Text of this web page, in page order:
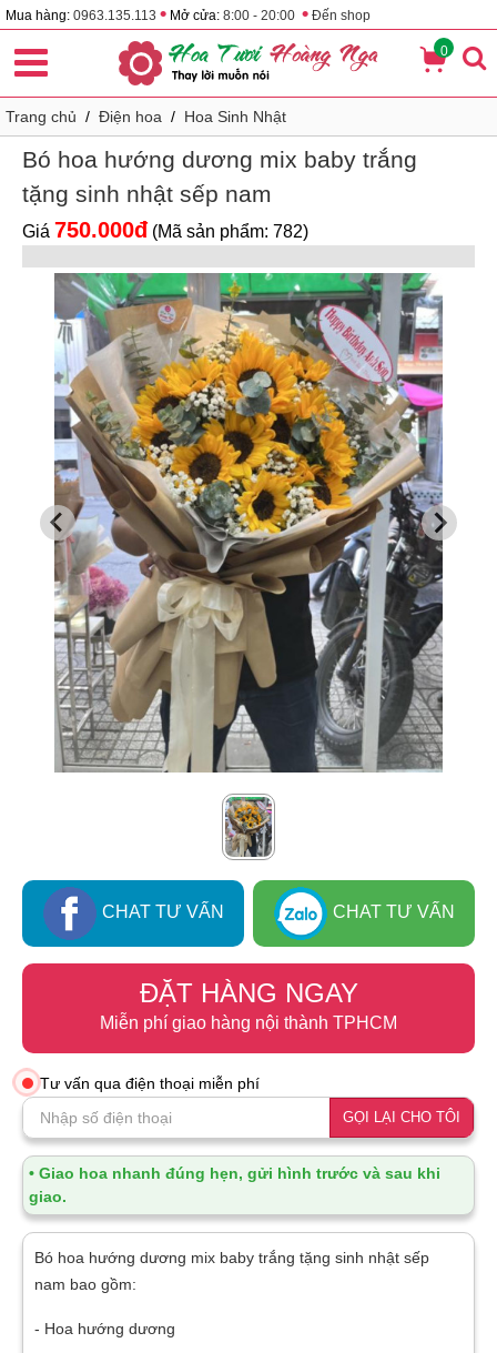
Mua hàng: 0963.135.113 • Mở cửa: 8:00 - 20:00 • Đến shop
0
Trang chủ / Điện hoa / Hoa Sinh Nhật
Bó hoa hướng dương mix baby trắng
tặng sinh nhật sếp nam
Giá 750.000đ (Mã sản phẩm: 782)
CHAT TƯ VẤN CHAT TƯ VẤN
ĐẶT HÀNG NGAY
Miễn phí giao hàng nội thành TPHCM
Tư vấn qua điện thoại miễn phí
GỌI LẠI CHO TÔI
• Giao hoa nhanh đúng hẹn, gửi hình trước và sau khi
giao.
Bó hoa hướng dương mix baby trắng tặng sinh nhật sếp
nam bao gồm:
- Hoa hướng dương